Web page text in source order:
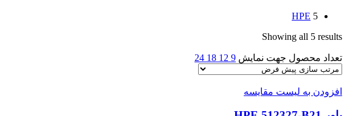
HPE 5
Showing all 5 results
تعداد محصول جهت نمایش 9
12
18
24
افزودن به لیست مقایسه